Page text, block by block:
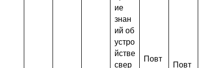
ие
знан
ий об
устро
йстве
свер
Повт
Повт